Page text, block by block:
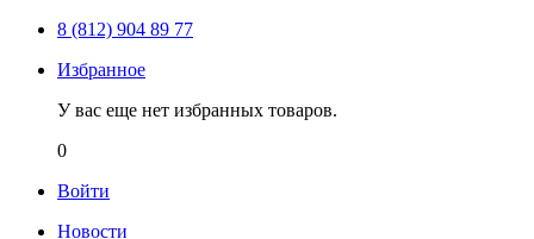
8 (812) 904 89 77
Избранное
У вас еще нет избранных товаров.
0
Войти
Новости